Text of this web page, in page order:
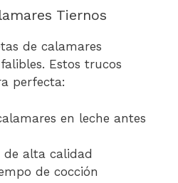
Tiernos
de calamares
Estos trucos
perfecta:
en leche antes
alta calidad
de cocción